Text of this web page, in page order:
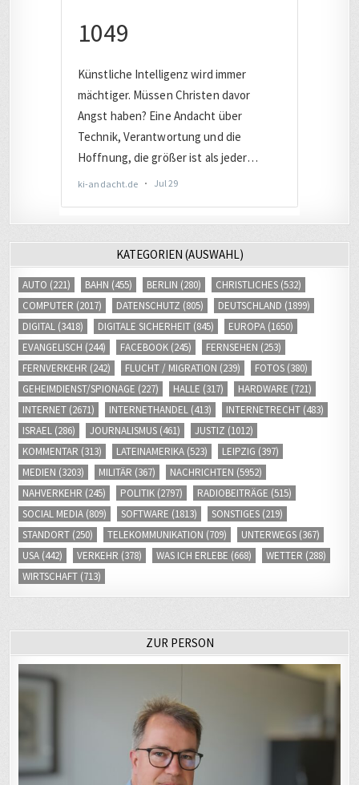
KATEGORIEN (AUSWAHL)
AUTO (221) BAHN (455) BERLIN (280) CHRISTLICHES (532)
COMPUTER (2017) DATENSCHUTZ (805) DEUTSCHLAND (1899)
DIGITAL (3418) DIGITALE SICHERHEIT (845) EUROPA (1650)
EVANGELISCH (244) FACEBOOK (245) FERNSEHEN (253)
FERNVERKEHR (242) FLUCHT / MIGRATION (239) FOTOS (380)
GEHEIMDIENST/SPIONAGE (227) HALLE (317) HARDWARE (721)
INTERNET (2671) INTERNETHANDEL (413) INTERNETRECHT (483)
ISRAEL (286) JOURNALISMUS (461) JUSTIZ (1012)
KOMMENTAR (313) LATEINAMERIKA (523) LEIPZIG (397)
MEDIEN (3203) MILITÄR (367) NACHRICHTEN (5952)
NAHVERKEHR (245) POLITIK (2797) RADIOBEITRÄGE (515)
SOCIAL MEDIA (809) SOFTWARE (1813) SONSTIGES (219)
STANDORT (250) TELEKOMMUNIKATION (709) UNTERWEGS (367)
USA (442) VERKEHR (378) WAS ICH ERLEBE (668) WETTER (288)
WIRTSCHAFT (713)
ZUR PERSON